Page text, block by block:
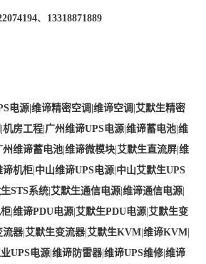
、 13318871889
电源|维谛精密空调 |维谛空调 |艾默生精密
|机房工程|广州维谛UPS电源|维谛蓄电池|维
州维谛蓄电池|维谛微模块|艾默生直流屏|维
谛机柜|中山维谛UPS电源|中山艾默生UPS
STS系统|艾默生通信电源|维谛通信电源|
|维谛PDU电源|艾默生PDU电源|艾默生变
流器|艾默生变流器|艾默生KVM|维谛KVM|
UPS电源|维谛防雷器|维谛UPS维修|维谛